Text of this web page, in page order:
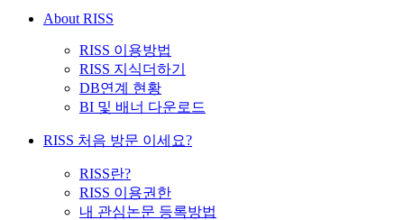
About RISS
RISS 이용방법
RISS 지식더하기
DB연계 현황
BI 및 배너 다운로드
RISS 처음 방문 이세요?
RISS란?
RISS 이용권한
내 관심논문 등록방법